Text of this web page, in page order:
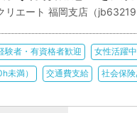
リエート 福岡支店（
験者・有資格者歓迎 女性活躍中
未満） 交通費支給 社会保険